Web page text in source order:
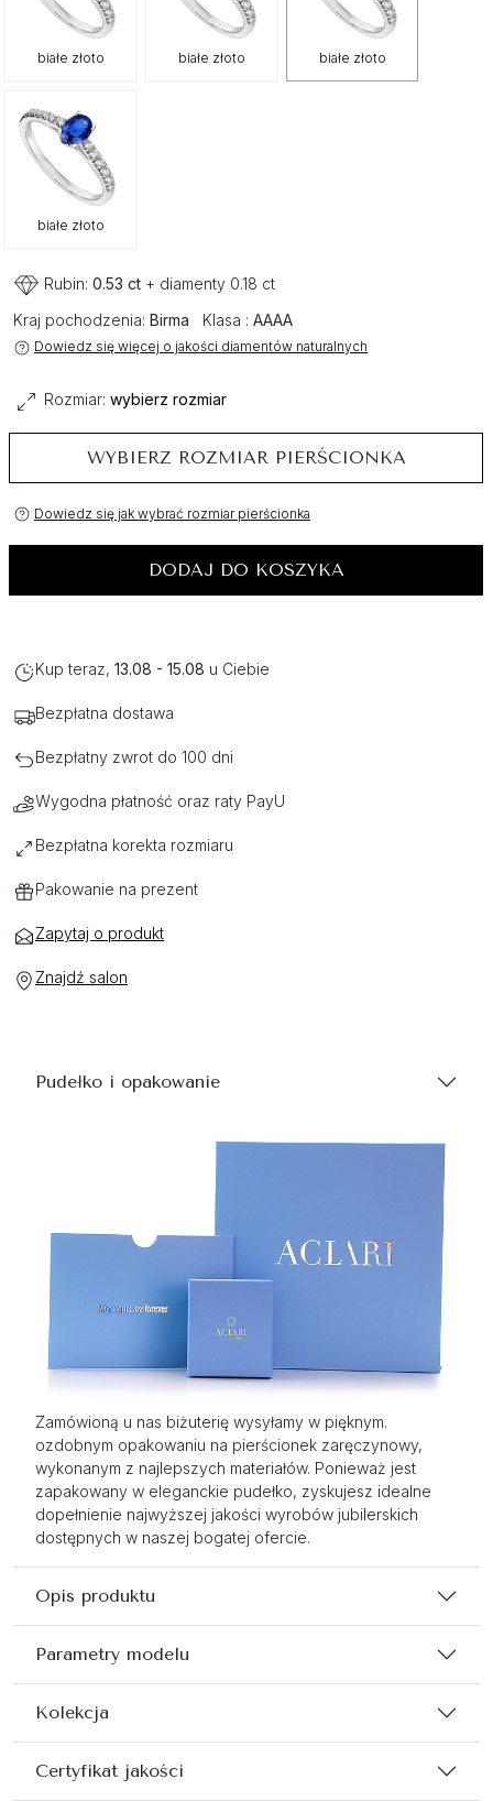
białe złoto białe złoto białe złoto
białe złoto
Rubin: 0.53 ct + diamenty 0.18 ct
Kraj pochodzenia: Birma Klasa : AAAA
Dowiedz się więcej o jakości diamentów naturalnych
Rozmiar: wybierz rozmiar
WYBIERZ ROZMIAR PIERŚCIONKA
Dowiedz się jak wybrać rozmiar pierścionka
DODAJ DO KOSZYKA
Kup teraz, 13.08 - 15.08 u Ciebie
Bezpłatna dostawa
Bezpłatny zwrot do 100 dni
Wygodna płatność oraz raty PayU
Bezpłatna korekta rozmiaru
Pakowanie na prezent
Zapytaj o produkt
Znajdź salon
Pudełko i opakowanie
Zamówioną u nas biżuterię wysyłamy w pięknym.
ozdobnym opakowaniu na pierścionek zaręczynowy,
wykonanym z najlepszych materiałów. Ponieważ jest
zapakowany w eleganckie pudełko, zyskujesz idealne
dopełnienie najwyższej jakości wyrobów jubilerskich
dostępnych w naszej bogatej ofercie.
Opis produktu
Parametry modelu
Kolekcja
Certyfikat jakości